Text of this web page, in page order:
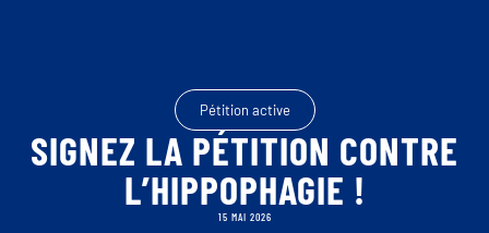
Pétition active
SIGNEZ LA PÉTITION CONTRE
L’HIPPOPHAGIE !
15 MAI 2026